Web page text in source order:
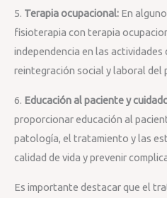
5. Terapia ocupacional: En
fisioterapia con terapia
independencia en las actividades
reintegración social y laboral del
6. Educación al paciente y
proporcionar educación al
patología, el tratamiento y las
calidad de vida y prevenir
Es importante destacar que el